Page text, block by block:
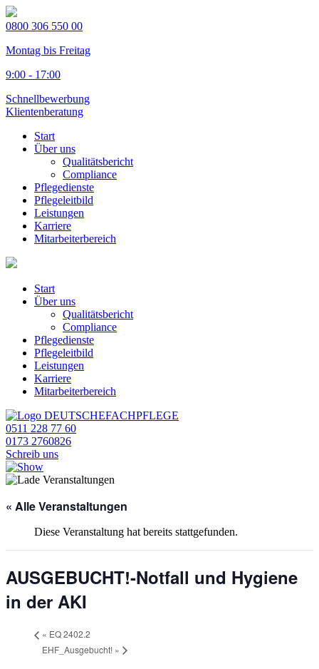
0800 306 550 00
Montag bis Freitag
9:00 - 17:00
Schnellbewerbung
Klientenberatung
Start
Über uns
Qualitätsbericht
Compliance
Pflegedienste
Pflegeleitbild
Leistungen
Karriere
Mitarbeiterbereich
Start
Über uns
Qualitätsbericht
Compliance
Pflegedienste
Pflegeleitbild
Leistungen
Karriere
Mitarbeiterbereich
0511 228 77 60
0173 2760826
Schreib uns
« Alle Veranstaltungen
Diese Veranstaltung hat bereits stattgefunden.
AUSGEBUCHT!-Notfall und Hygiene
in der AKI
« EQ 2402.2
EHF_Ausgebucht! »